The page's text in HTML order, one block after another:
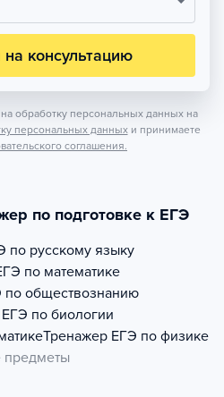
на консультацию
обработку персональных данных на
персональных данных и принимаете
соглашения.
по подготовке к ЕГЭ
по русскому языку
по математике
по обществознанию
ЕГЭ по биологии
Тренажер ЕГЭ по физике
предметы